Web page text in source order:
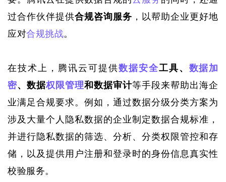
过合作伙伴提供合规咨询服务 ，以帮助企业更好地
应对合规挑战。
在技术上，腾讯云可提供数据安全工具、 数据加
密、数据权限管理和数据审计等手段来帮助出海企
业满足合规要求。例如，通过数据分级分类方案为
涉及大量个人隐私数据的企业制定数据合规标准，
并进行隐私数据的筛选、分析、分类权限管控和存
储，以及提供用户注册和登录时的身份信息真实性
校验服务。